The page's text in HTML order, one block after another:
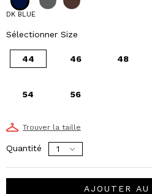
DK BLUE
Sélectionner Size
44 46 48
54 56
Trouver la taille
Quantité
AJOUTER AU